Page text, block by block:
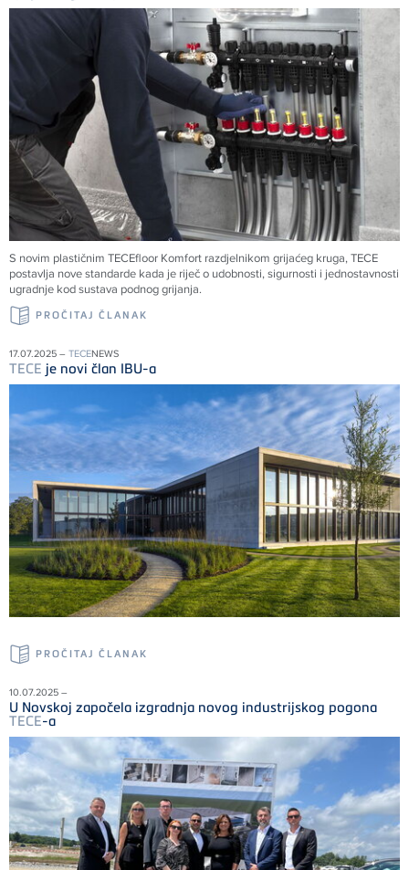
S novim plastičnim TECEfloor Komfort razdjelnikom grijaćeg kruga,TECE
postavlja nove standarde kada je riječ o udobnosti, sigurnosti i jednostavnosti
ugradnje kod sustava podnog grijanja.
PROČITAJ ČLANAK
17.07.2025 – TECENEWS
TECE je novi član IBU-a
PROČITAJ ČLANAK
10.07.2025 –
U Novskoj započela izgradnja novog industrijskog pogona
TECE-a